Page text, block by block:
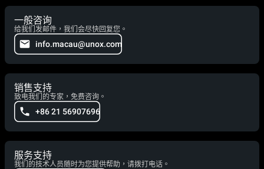
一般咨询
给我们发邮件，我们会尽快回复您。
info.macau@unox.com
销售支持
致电我们的专家，免费咨询。
+86 21 56907696
服务支持
我们的技术人员随时为您提供帮助，请拨打电话。